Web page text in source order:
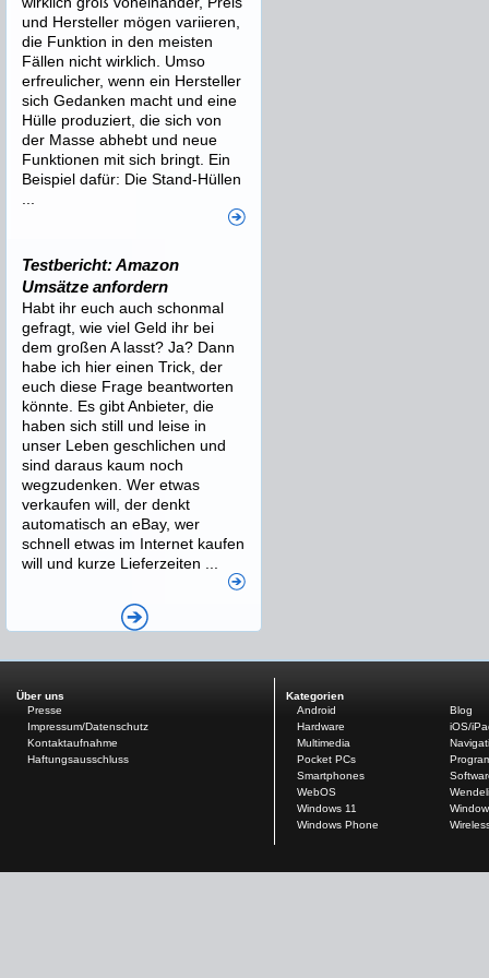
und Hersteller mögen variieren,
die Funktion in den meisten
Fällen nicht wirklich. Umso
erfreulicher, wenn ein Hersteller
sich Gedanken macht und eine
Hülle produziert, die sich von
der Masse abhebt und neue
Funktionen mit sich bringt. Ein
Beispiel dafür: Die Stand-Hüllen
Testbericht: Amazon
Umsätze anfordern
Habt ihr euch auch schonmal
gefragt, wie viel Geld ihr bei
dem großen A lasst? Ja? Dann
habe ich hier einen Trick, der
euch diese Frage beantworten
könnte. Es gibt Anbieter, die
haben sich still und leise in
unser Leben geschlichen und
sind daraus kaum noch
wegzudenken. Wer etwas
verkaufen will, der denkt
automatisch an eBay, wer
schnell etwas im Internet kaufen
will und kurze Lieferzeiten ...
Über uns
Presse
Impressum/Datenschutz
Kontaktaufnahme
Haftungsausschluss
Kategorien
Android
Blog
Hardware
iOS/
Multimedia
Pocket PCs
Smartphones
WebOS
Windows 11
Windows Phone